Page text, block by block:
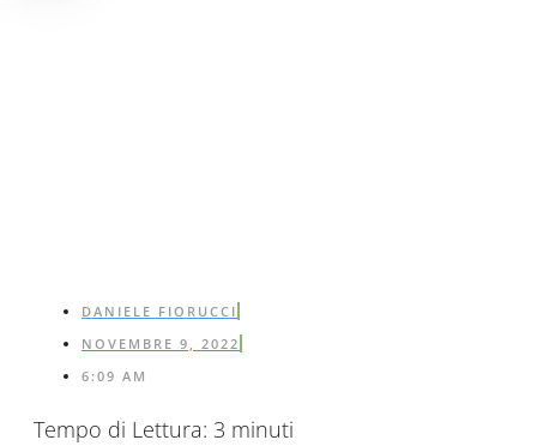
DANIELE FIORUCCI
NOVEMBRE 9, 2022
6:09 AM
Tempo di Lettura: 3 minuti